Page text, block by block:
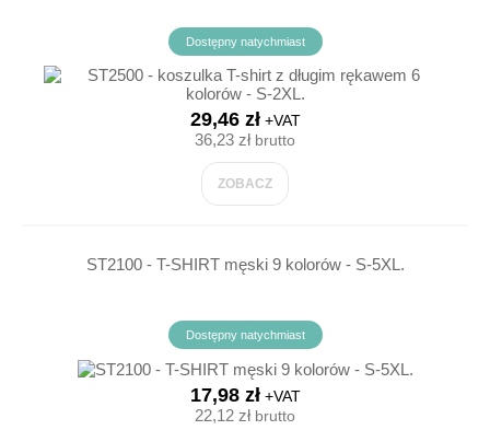
Dostępny natychmiast
29,46 zł+VAT
36,23 złbrutto
ZOBACZ
ST2100 - T-SHIRT męski 9 kolorów - S-5XL.
Dostępny natychmiast
17,98 zł+VAT
22,12 złbrutto